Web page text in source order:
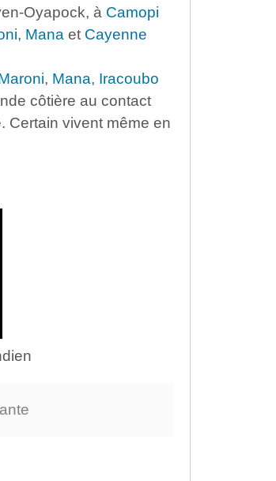
Oyapock, à Camopi
, Mana et Cayenne
, Mana, Iracoubo
côtière au contact
Certain vivent même en